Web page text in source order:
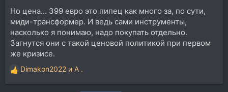
Но цена... 399 евро это пипец как много за, по сути,
миди-трансформер. И ведь сами инструменты,
насколько я понимаю, надо покупать отдельно.
Загнутся они с такой ценовой политикой при первом
же кризисе.
Р
е
Dimakon2022 и A .